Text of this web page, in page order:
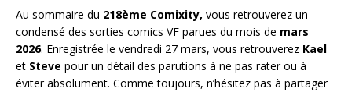
Au sommaire du 218ème Comixity, vous retrouverez un
condensé des sorties comics VF parues du mois de mars
2026. Enregistrée le vendredi 27 mars, vous retrouverez Kael
et Steve pour un détail des parutions à ne pas rater ou à
éviter absolument. Comme toujours, n’hésitez pas à partager